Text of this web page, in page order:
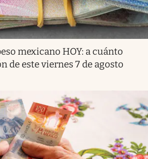
mexicano HOY: a cuánto
de este viernes 7 de agosto